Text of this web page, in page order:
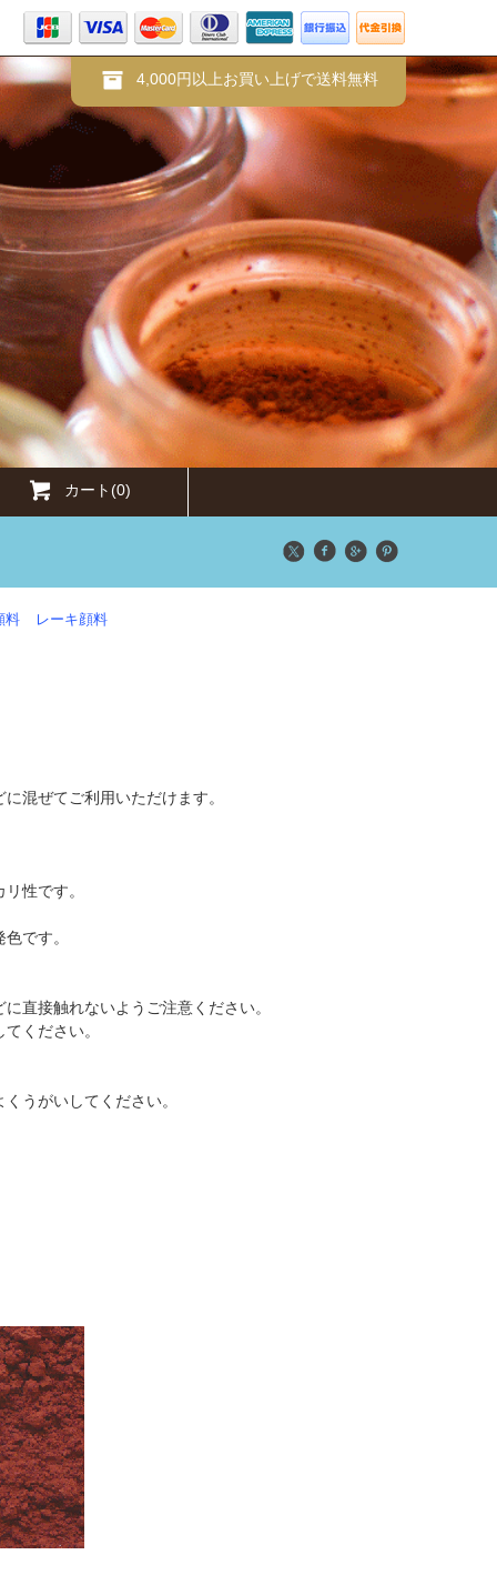
4,000円以上お買い上げで送料無料
カート(0)
料 レーキ顔料
混ぜてご利用いただけます。
性です。
です。
直接触れないようご注意ください。
ください。
うがいしてください。